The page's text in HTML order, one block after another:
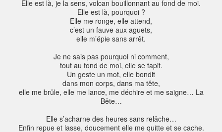
Elle est là, je la sens, volcan bouillonnant au fond de moi.
Elle est là, pourquoi ?
Elle me ronge, elle attend,
c’est un fauve aux aguets,
elle m’épie sans arrêt.
Je ne sais pas pourquoi ni comment,
tout au fond de moi, elle se tapit.
Un geste un mot, elle bondit
dans mon corps, dans ma tête,
elle me brûle, elle me lance, me déchire et me saigne… La
Bête…
Elle s’acharne des heures sans relâche…
Enfin repue et lasse, doucement elle me quitte et se cache.